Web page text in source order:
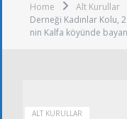
Home Alt Kurullar
Derneği Kadınlar Kolu,
nin Kalfa köyünde
ALT KURULLAR